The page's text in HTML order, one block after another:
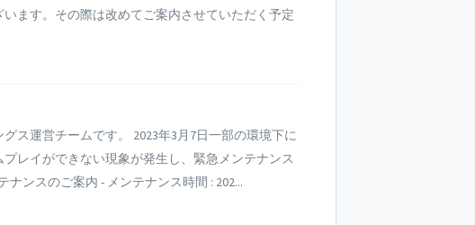
ます。その際は改めてご案内させていただく予定
ス運営チームです。 2023年3月7日一部の環境下に
レイができない現象が発生し、緊急メンテナンス
ンスのご案内 - メンテナンス時間 : 202...